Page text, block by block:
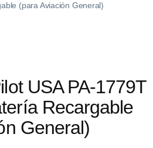
(para Aviación General)
USA PA-1779T
Recargable
General)